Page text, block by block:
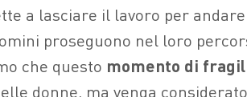
a lasciare il lavoro per
proseguono nel loro
che questo momento di
donne, ma venga